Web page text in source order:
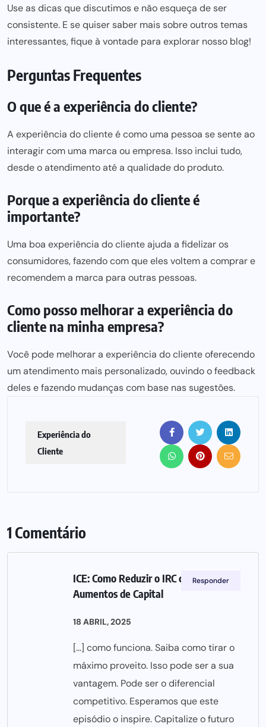
Use as dicas que discutimos e não esqueça de ser
consistente. E se quisersaber mais sobreoutros temas
interessantes, fique à vontade para explorar nosso blog!
Perguntas Frequentes
O que é a experiência do cliente?
A experiência do cliente é como uma pessoa se sente ao
interagir com uma marca ou empresa. Isso inclui tudo,
desde o atendimento até a qualidade do produto.
Porque a experiência do cliente é
importante?
Uma boa experiência do cliente ajuda a fidelizar os
consumidores, fazendo com que eles voltem a comprar e
recomendem a marca para outras pessoas.
Como posso melhorar a experiência do
cliente na minha empresa?
Você pode melhorar a experiência do cliente oferecendo
um atendimento mais personalizado, ouvindo o feedback
deles e fazendo mudanças com base nas sugestões.
Experiência do
Cliente
1 Comentário
ICE: Como Reduzir o IRC com
Aumentos de Capital
18 ABRIL, 2025
[…] como funciona. Saiba como tirar o
máximo proveito. Isso pode ser a sua
vantagem. Pode ser o diferencial
competitivo. Esperamos que este
episódio o inspire. Capitalize o futuro
Responder